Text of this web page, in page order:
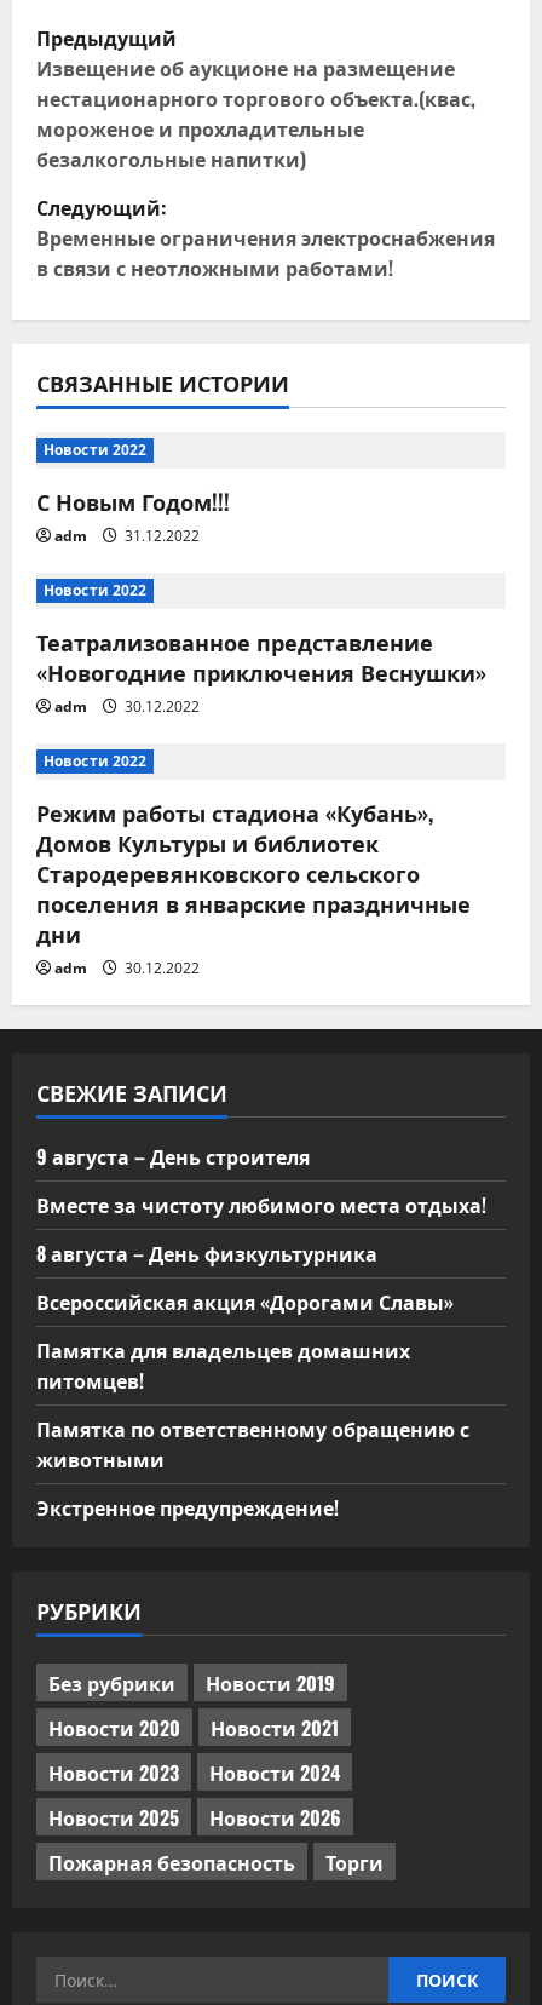
Н
а
в
и
г
а
ц
и
я
п
о
з
а
п
и
с
я
м
Предыдущий
Извещение об аукционе на размещение
нестационарного торгового объекта.(квас,
мороженое и прохладительные
безалкогольные напитки)
Следующий:
Временные ограничения электроснабжения
в связи с неотложными работами!
СВЯЗАННЫЕ ИСТОРИИ
Новости 2022
С Новым Годом!!!
adm 31.12.2022
Новости 2022
Театрализованное представление
«Новогодние приключения Веснушки»
adm 30.12.2022
Новости 2022
Режим работы стадиона «Кубань»,
Домов Культуры и библиотек
Стародеревянковского сельского
поселения в январские праздничные
дни
adm 30.12.2022
СВЕЖИЕ ЗАПИСИ
9 августа – День строителя
Вместе за чистоту любимого места отдыха!
8 августа – День физкультурника
Всероссийская акция «Дорогами Славы»
Памятка для владельцев домашних
питомцев!
Памятка по ответственному обращению с
животными
Экстренное предупреждение!
РУБРИКИ
Без рубрики
Новости 2019
Новости 2020
Новости 2021
Новости 2023
Новости 2024
Новости 2025
Новости 2026
Пожарная безопасность
Торги
Найти: